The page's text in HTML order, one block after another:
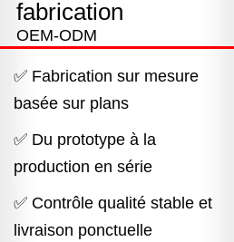
fabrication
OEM-ODM
✅ Fabrication sur mesure
basée sur plans
✅ Du prototype à la
production en série
✅ Contrôle qualité stable et
livraison ponctuelle